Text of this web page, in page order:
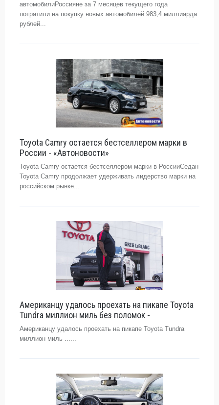
автомобилиРоссияне за 7 месяцев текущего года
потратили на покупку новых автомобилей 983,4 миллиарда
рублей...
Toyota Camry остается бестселлером марки в
России - «Автоновости»
Toyota Camry остается бестселлером марки в РоссииСедан
Toyota Camry продолжает удерживать лидерство марки на
российском рынке...
Американцу удалось проехать на пикапе Toyota
Tundra миллион миль без поломок -
Американцу удалось проехать на пикапе Toyota Tundra
миллион миль ......